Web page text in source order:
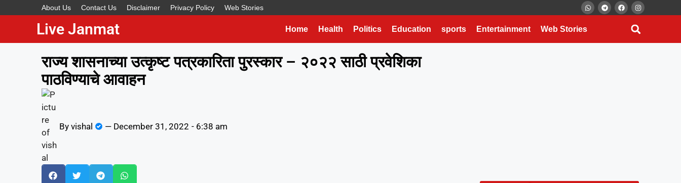
About Us Contact Us Disclaimer Privacy Policy Web Stories
Live Janmat Home Health Politics Education sports Entertainment Web Stories
राज्य शासनाच्या उत्कृष्ट पत्रकारिता पुरस्कार – २०२२ साठी प्रवेशिका
पाठविण्याचे आवाहन
By vishal — December 31, 2022 - 6:38 am